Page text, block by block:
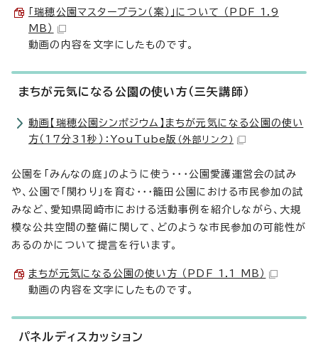
「瑞穂公園マスタープラン（案）」について （PDF 1.9
MB）
動画の内容を文字にしたものです。
まちが元気になる公園の使い方（三矢講師）
動画【瑞穂公園シンポジウム】まちが元気になる公園の使い
方（17分31秒）：YouTube版 （外部リンク）
公園を「みんなの庭」のように使う・・・公園愛護運営会の試み
や、公園で「関わり」を育む・・・籠田公園における市民参加の試
みなど、愛知県岡崎市における活動事例を紹介しながら、大規
模な公共空間の整備に関して、どのような市民参加の可能性が
あるのかについて提言を行います。
まちが元気になる公園の使い方 （PDF 1.1 MB）
動画の内容を文字にしたものです。
パネルディスカッション